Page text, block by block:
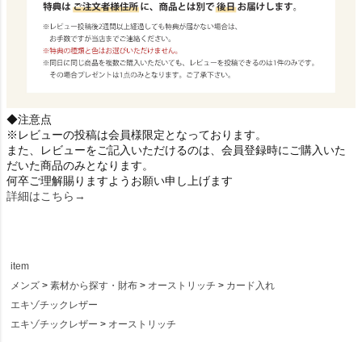
◆注意点
※レビューの投稿は会員様限定となっております。
また、レビューをご記入いただけるのは、会員登録時にご購入いた
だいた商品のみとなります。
何卒ご理解賜りますようお願い申し上げます
詳細はこちら→
item
メンズ
素材から探す・財布 オーストリッチ
カード入れ
エキゾチックレザー
エキゾチックレザー
オーストリッチ